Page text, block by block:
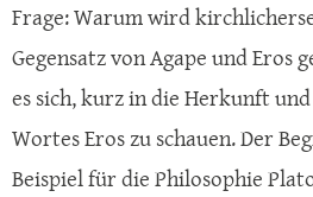
Frage: Warum wird
Gegensatz von Agape und Eros
es sich, kurz in die Herkunft und
Wortes Eros zu schauen. Der
Beispiel für die Philosophie